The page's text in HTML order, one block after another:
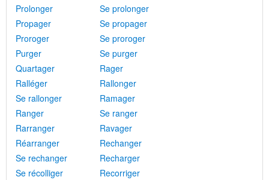
Prolonger
Se prolonger
Propager
Se propager
Proroger
Se proroger
Purger
Se purger
Quartager
Rager
Ralléger
Rallonger
Se rallonger
Ramager
Ranger
Se ranger
Rarranger
Ravager
Réarranger
Rechanger
Se rechanger
Recharger
Se récolliger
Recorriger